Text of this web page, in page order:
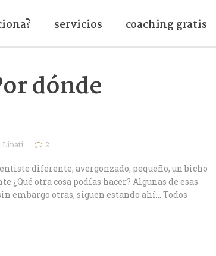
servicios coaching gratis
dónde
Linati 2
diferente, avergonzado, pequeño, un bicho
¿Qué otra cosa podías hacer? Algunas de esas
embargo otras, siguen estando ahí… Todos